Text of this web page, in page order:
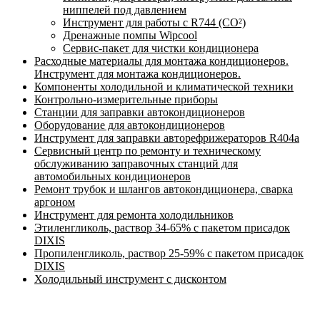
ниппелей под давлением
Инструмент для работы с R744 (CO²)
Дренажные помпы Wipcool
Сервис-пакет для чистки кондиционера
Расходные материалы для монтажа кондиционеров.
Инструмент для монтажа кондиционеров.
Компоненты холодильной и климатической техники
Контрольно-измерительные приборы
Станции для заправки автокондиционеров
Оборудование для автокондиционеров
Инструмент для заправки авторефрижераторов R404a
Сервисный центр по ремонту и техническому
обслуживанию заправочных станций для
автомобильных кондиционеров
Ремонт трубок и шлангов автокондиционера, сварка
аргоном
Инструмент для ремонта холодильников
Этиленгликоль, раствор 34-65% с пакетом присадок
DIXIS
Пропиленгликоль, раствор 25-59% с пакетом присадок
DIXIS
Холодильный инструмент с дисконтом